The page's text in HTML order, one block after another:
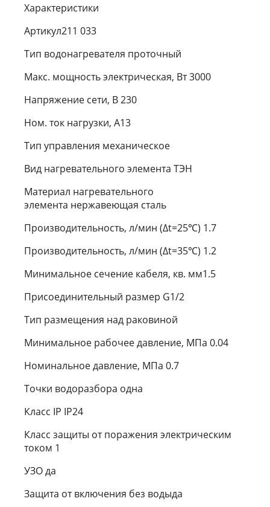
Характеристики
Артикул211 033
Тип водонагревателя проточный
Макс. мощность электрическая, Вт 3000
Напряжение сети, В 230
Ном. ток нагрузки, А13
Тип управления механическое
Вид нагревательного элемента ТЭН
Материал нагревательного
элемента нержавеющая сталь
Производительность, л/мин (∆t=25℃) 1.7
Производительность, л/мин (∆t=35℃) 1.2
Минимальное сечение кабеля, кв. мм1.5
Присоединительный размер G1/2
Тип размещения над раковиной
Минимальное рабочее давление, МПа 0.04
Номинальное давление, МПа 0.7
Точки водоразбора одна
Класс IP IP24
Класс защиты от поражения электрическим
током 1
УЗО да
Защита от включения без водыда